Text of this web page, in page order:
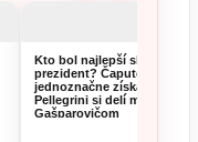
Kto bol najlepší slovenský
prezident? Čaputová si v
jednoznačne získala voličov
Pellegrini si delí miesto s
Gašparovičom